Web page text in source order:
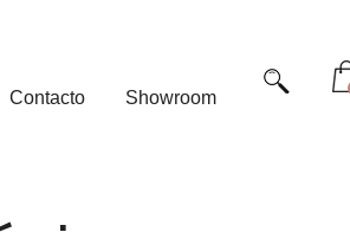
Contacto Showroom